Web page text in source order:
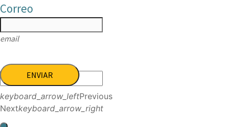
Correo
email
ENVIAR
keyboard_arrow_leftPrevious
Nextkeyboard_arrow_right